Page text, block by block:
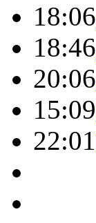
18:06
18:46
20:06
15:09
22:01